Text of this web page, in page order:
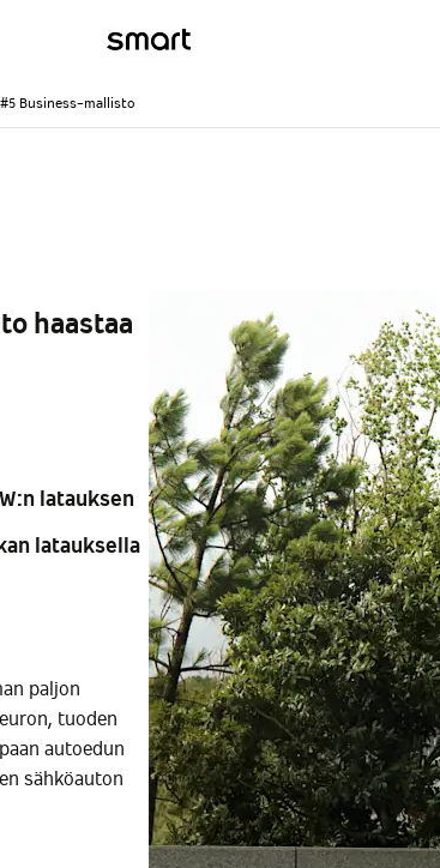
Business-mallisto
haastaa
latauksen
latauksella
paljon
tuoden
autoedun
sähköauton